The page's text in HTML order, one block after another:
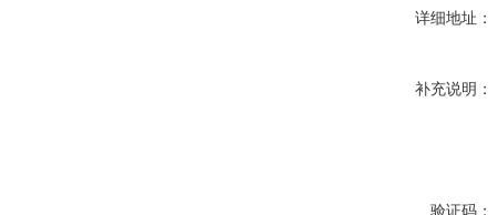
详细地址：
补充说明：
验证码：